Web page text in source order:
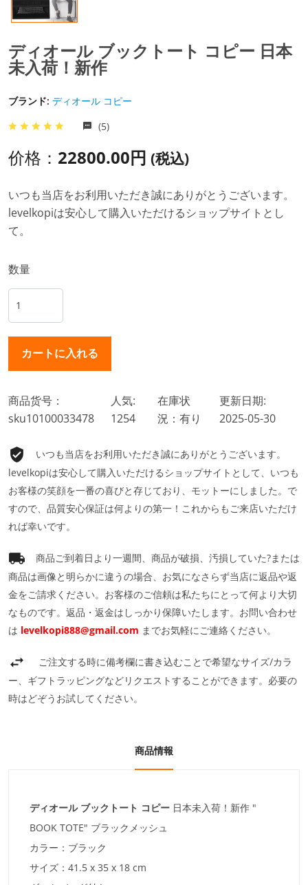
ディオール ブックトート コピー 日本
未入荷！新作
ブランド: ディオール コピー
(5)
价格： 22800.00円 (税込)
いつも当店をお利用いただき誠にありがとうございます。
levelkopiは安心して購入いただけるショップサイトとし
て。
数量
商品货号：
sku10100033478
人気:
1254
在庫状
況：有り
更新日期:
2025-05-30
いつも当店をお利用いただき誠にありがとうございます。
levelkopiは安心して購入いただけるショップサイトとして、いつも
お客様の笑顔を一番の喜びと存じており、モットーにしました。で
すので、品質安心保証は何よりの第一！これからもご来店いただけ
れば幸いです。
商品ご到着日より一週間、商品が破損、汚損していた?または
商品は画像と明らかに違うの場合、お気になさらず当店に返品や返
金をご請求ください。お客様のご信頼は私たちにとって何より大切
なものです。返品・返金はしっかり保障いたします。お問い合わせ
は levelkopi888@gmail.com までお気軽にご連絡ください。
ご注文する時に備考欄に書き込むことで希望なサイズ/カラ
ー、ギフトラッピングなどリクエストすることができます。必要の
時はどぞうお試してください。
商品情報
ディオール ブックトート コピー 日本未入荷！新作 "
BOOK TOTE" ブラックメッシュ
カラー：ブラック
サイズ：41.5 x 35 x 18 cm